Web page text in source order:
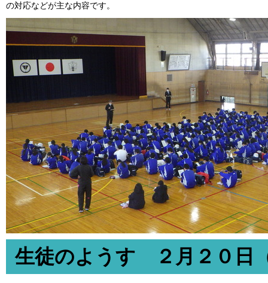
の対応などが主な内容です。
生徒のようす ２月２０日